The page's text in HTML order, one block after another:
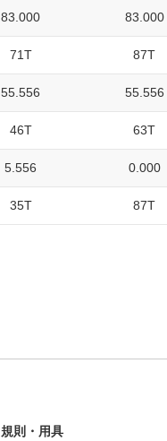
83.000 83.000
71T 87T
55.556 55.556
46T 63T
5.556 0.000
35T 87T
規則・用具